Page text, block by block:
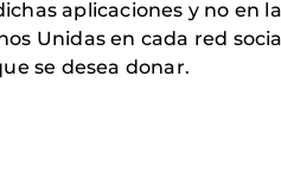
aplicaciones y no en
Unidas en cada red
se desea donar.